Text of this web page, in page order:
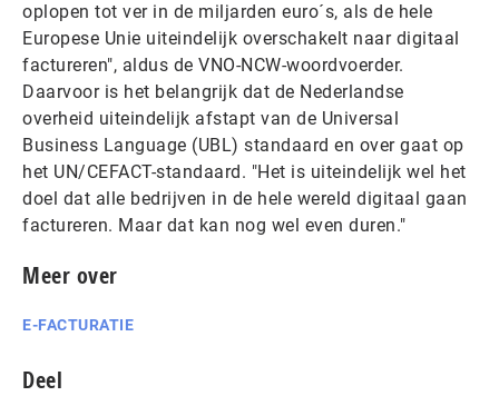
oplopen tot ver in de miljarden euro´s, als de hele
Europese Unie uiteindelijk overschakelt naar digitaal
factureren", aldus de VNO-NCW-woordvoerder.
Daarvoor is het belangrijk dat de Nederlandse
overheid uiteindelijk afstapt van de Universal
Business Language (UBL) standaard en over gaat op
het UN/CEFACT-standaard. "Het is uiteindelijk wel het
doel dat alle bedrijven in de hele wereld digitaal gaan
factureren. Maar dat kan nog wel even duren."
Meer over
E-FACTURATIE
Deel